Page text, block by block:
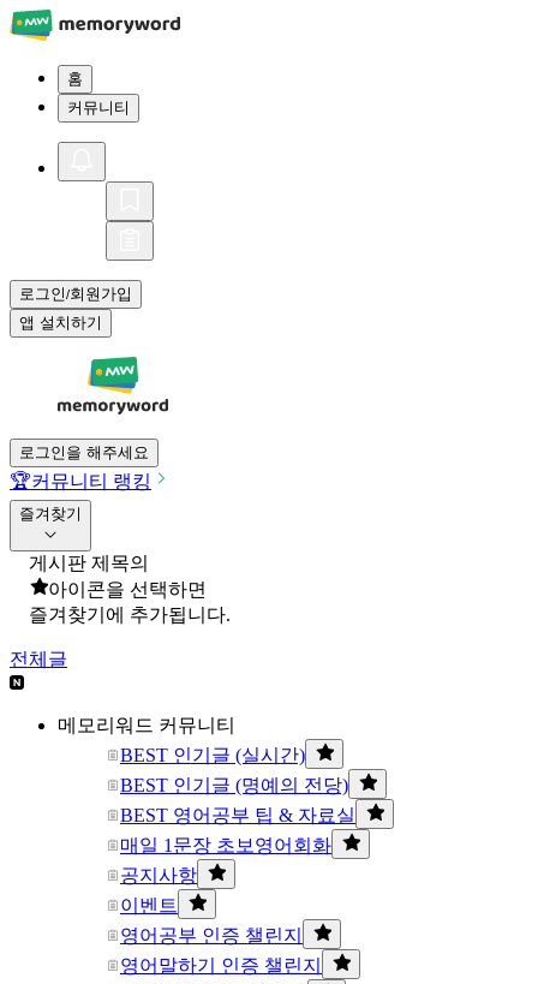
홈
커뮤니티
로그인/회원가입
앱 설치하기
로그인을 해주세요
🏆커뮤니티 랭킹
즐겨찾기
게시판 제목의
아이콘을 선택하면
즐겨찾기에 추가됩니다.
전체글
메모리워드 커뮤니티
BEST 인기글 (실시간)
BEST 인기글 (명예의 전당)
BEST 영어공부 팁 & 자료실
매일 1문장 초보영어회화
공지사항
이벤트
영어공부 인증 챌린지
영어말하기 인증 챌린지